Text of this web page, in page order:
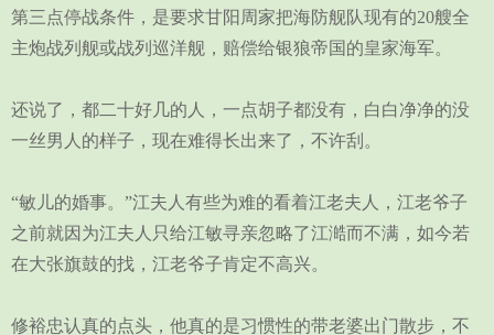
第三点停战条件，是要求甘阳周家把海防舰队现有的20艘全
主炮战列舰或战列巡洋舰，赔偿给银狼帝国的皇家海军。
还说了，都二十好几的人，一点胡子都没有，白白净净的没
一丝男人的样子，现在难得长出来了，不许刮。
“敏儿的婚事。”江夫人有些为难的看着江老夫人，江老爷子
之前就因为江夫人只给江敏寻亲忽略了江澔而不满，如今若
在大张旗鼓的找，江老爷子肯定不高兴。
修裕忠认真的点头，他真的是习惯性的带老婆出门散步，不